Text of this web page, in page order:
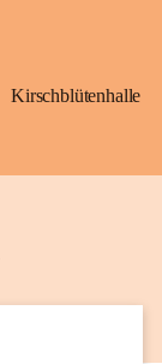
Kirschblütenhalle